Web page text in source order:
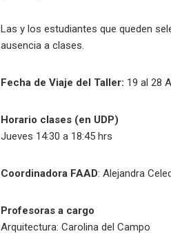
Las y los estudiantes que queden
ausencia a clases.
Fecha de Viaje del Taller: 19 al 28
Horario clases (en UDP)
Jueves 14:30 a 18:45 hrs
Coordinadora FAAD: Alejandra
Profesoras a cargo
Arquitectura: Carolina del Campo